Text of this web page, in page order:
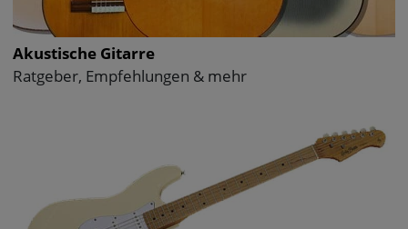
Akustische Gitarre
Ratgeber, Empfehlungen & mehr